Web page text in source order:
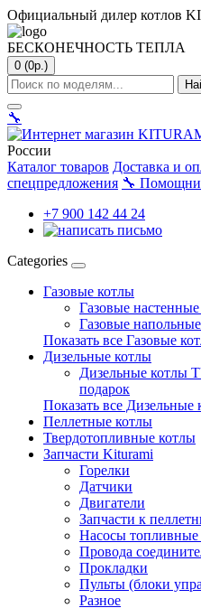
Официальный дилер котлов
БЕСКОНЕЧНОСТЬ ТЕПЛА
0 (0р.)
🔧
России
Каталог товаров Доставка и
спецпредложения 🔧
+7 900 142 44 24
Categories
Газовые котлы
Газовые
Газовые
Показать все Газовые
Дизельные котлы
Дизельные котлы
подарок
Показать все Дизельные
Пеллетные котлы
Твердотопливные котлы
Запчасти Kiturami
Горелки
Датчики
Двигатели
Запчасти к
Насосы
Провода
Прокладки
Пульты (блоки
Разное